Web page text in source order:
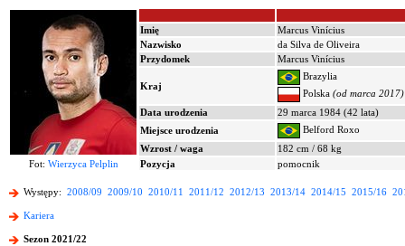
Imię
Marcus Vinícius
Nazwisko
da Silva de Oliveira
Przydomek
Marcus Vinícius
Kraj
Brazylia
Polska (od marca 2017)
Data urodzenia
29 marca 1984 (42 lata)
Miejsce urodzenia
Belford Roxo
Wzrost / waga
182 cm / 68 kg
Fot: Wierzyca Pelplin Pozycja pomocnik
Występy: 2008/09 2009/10 2010/11 2011/12 2012/13 2013/14 2014/15 2015/16
Kariera
Sezon 2021/22